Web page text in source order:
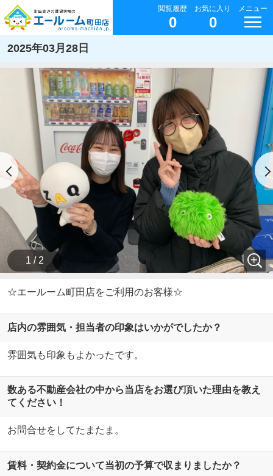
閲覧履歴
0
お気に入り
0
メニュー
2025年03月28日
1 / 2
☆エールーム町田店をご利用のお客様☆
店内の雰囲気・担当者の印象はいかがでしたか？
雰囲気も印象もよかったです。
数ある不動産会社の中から当店をお選び頂いた理由を教え
てください！
お問合せをしてたまたま。
賃料・契約金について当初の予算で収まりましたか？